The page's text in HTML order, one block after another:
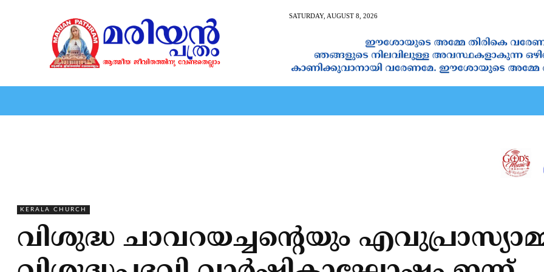
SATURDAY, AUGUST 8, 2026
KERALA CHURCH
വിശുദ്ധ ചാവറയച്ചന്റെയും